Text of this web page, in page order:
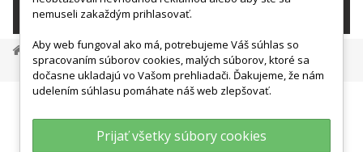
KATEGÓRIE
Tréningové Potreby
Tyčky, Kruhy, Spojky
Držiak Na Ploché Kruhy
nemuseli zakaždým prihlasovať.
Aby web fungoval ako má, potrebujeme Váš súhlas so
spracovaním súborov cookies, malých súborov, ktoré sa
dočasne ukladajú vo Vašom prehliadači. Ďakujeme, že nám
udelením súhlasu pomáhate náš web zlepšovať.
Prijať všetky súbory cookies